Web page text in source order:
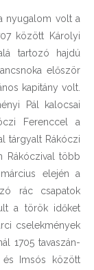
nyugalom volt a
között Károlyi
tartozó hajdú
először
kapitány volt.
Pál kalocsai
Ferenccel a
tárgyalt Rákóczi
Rákóczival több
elején
a
rác csapatok
a török időket
cselekmények
1705 tavaszán-
és Imsós között